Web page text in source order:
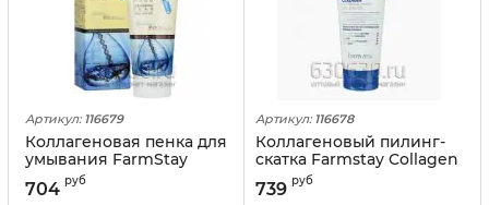
Артикул: 116679
Коллагеновая пенка для
умывания FarmStay
Collagen Pure Cleansing
Foam( оригинал)
704 руб
Артикул: 116678
Коллагеновый пилинг-
скатка Farmstay Collagen
Water Full Moist Peeling
Gel( оригинал)
739 руб